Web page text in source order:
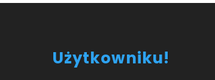
Użytkowniku!